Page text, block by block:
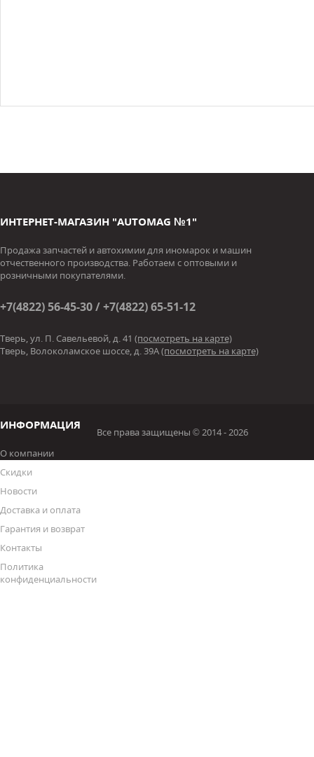
ИНТЕРНЕТ-МАГАЗИН "AUTOMAG №1"
Продажа запчастей и автохимии для иномарок и машин
отчественного производства. Работаем с оптовыми и
розничными покупателями.
+7(4822) 56-45-30 / +7(4822) 65-51-12
Тверь, ул. П. Савельевой, д. 41 (посмотреть на карте)
Тверь, Волоколамское шоссе, д. 39А(посмотреть на карте)
ИНФОРМАЦИЯ
О компании
Скидки
Новости
Доставка и оплата
Гарантия и возврат
Контакты
Политика
конфиденциальности
Все права защищены © 2014 - 2026